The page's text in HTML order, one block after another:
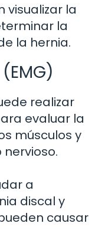
visualizar la
la
la hernia.
realizar
evaluar la
músculos y
a
discal y
causar